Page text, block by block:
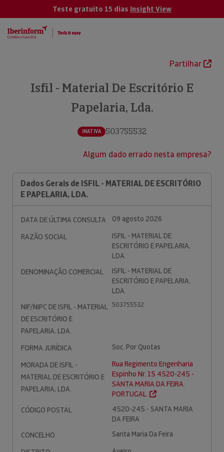
Teste gratuito 15 dias Insight View
Partilhar
Isfil - Material De Escritório E
Papelaria, Lda.
INATIVA 503755532
Algum dado errado nesta empresa?
Dados Gerais de ISFIL - MATERIAL DE ESCRITÓRIO
E PAPELARIA, LDA.
DATA DE ÚLTIMA CONSULTA
09 agosto 2026
RAZÃO SOCIAL
ISFIL - MATERIAL DE
ESCRITÓRIO E PAPELARIA,
LDA.
DENOMINAÇÃO COMERCIAL
ISFIL - MATERIAL DE
ESCRITÓRIO E PAPELARIA,
LDA.
NIF/NIPC DE ISFIL - MATERIAL
DE ESCRITÓRIO E
PAPELARIA, LDA.
503755532
FORMA JURÍDICA
Soc. Por Quotas
MORADA DE ISFIL -
MATERIAL DE ESCRITÓRIO E
PAPELARIA, LDA.
Rua Regimento Engenharia
Espinho Nr. 15 4520-245 -
SANTA MARIA DA FEIRA.
PORTUGAL.
CÓDIGO POSTAL
4520-245 - SANTA MARIA
DA FEIRA
CONCELHO
Santa Maria Da Feira